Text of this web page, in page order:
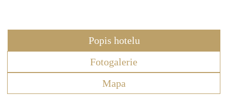
Popis hotelu
Fotogalerie
Mapa